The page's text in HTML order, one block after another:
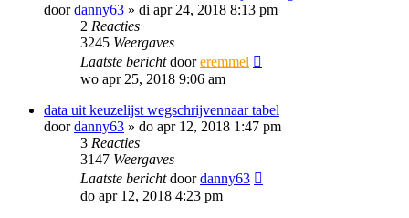
doordanny63 » di apr 24, 2018 8:13 pm
2 Reacties
3245 Weergaves
Laatste berichtdooreremmel
wo apr 25, 2018 9:06 am
data uit keuzelijst wegschrijvennaar tabel
doordanny63 » do apr 12, 2018 1:47 pm
3 Reacties
3147 Weergaves
Laatste berichtdoordanny63
do apr 12, 2018 4:23 pm